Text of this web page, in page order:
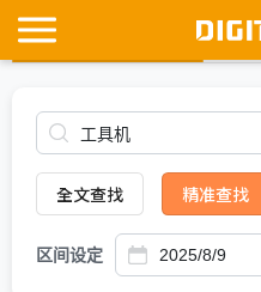
全文查找 精准查找
区间设定